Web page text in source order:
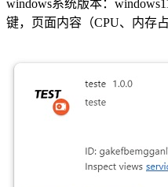
windows系统版本：
键，页面内容（CPU、内存